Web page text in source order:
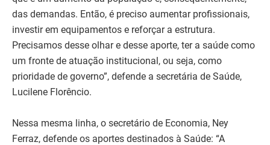
das demandas. Então, é preciso aumentar profissionais,
investir em equipamentos e reforçar a estrutura.
Precisamos desse olhar e desse aporte, ter a saúde como
um fronte de atuação institucional, ou seja, como
prioridade de governo”, defende a secretária de Saúde,
Lucilene Florêncio.
Nessa mesma linha, o secretário de Economia, Ney
Ferraz, defende os aportes destinados à Saúde: “A